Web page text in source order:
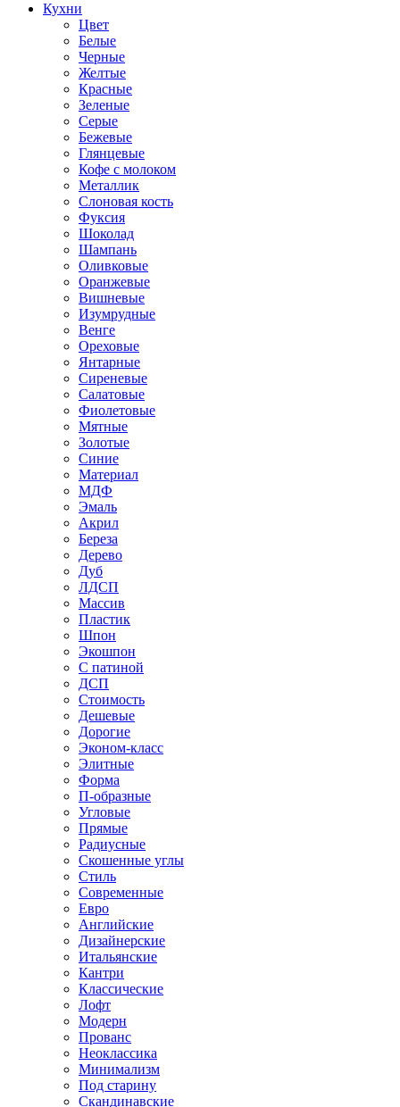
Кухни
Цвет
Белые
Черные
Желтые
Красные
Зеленые
Серые
Бежевые
Глянцевые
Кофе с молоком
Металлик
Слоновая кость
Фуксия
Шоколад
Шампань
Оливковые
Оранжевые
Вишневые
Изумрудные
Венге
Ореховые
Янтарные
Сиреневые
Салатовые
Фиолетовые
Мятные
Золотые
Синие
Материал
МДФ
Эмаль
Акрил
Береза
Дерево
Дуб
ЛДСП
Массив
Пластик
Шпон
Экошпон
С патиной
ДСП
Стоимость
Дешевые
Дорогие
Эконом-класс
Элитные
Форма
П-образные
Угловые
Прямые
Радиусные
Скошенные углы
Стиль
Современные
Евро
Английские
Дизайнерские
Итальянские
Кантри
Классические
Лофт
Модерн
Прованс
Неоклассика
Минимализм
Под старину
Скандинавские